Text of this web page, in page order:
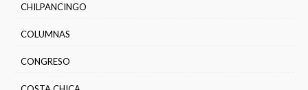
CHILPANCINGO
COLUMNAS
CONGRESO